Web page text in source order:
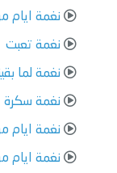
نغمة ايام
نغمة تعبت
نغمة لما
نغمة سكرة
نغمة ايام
نغمة ايام